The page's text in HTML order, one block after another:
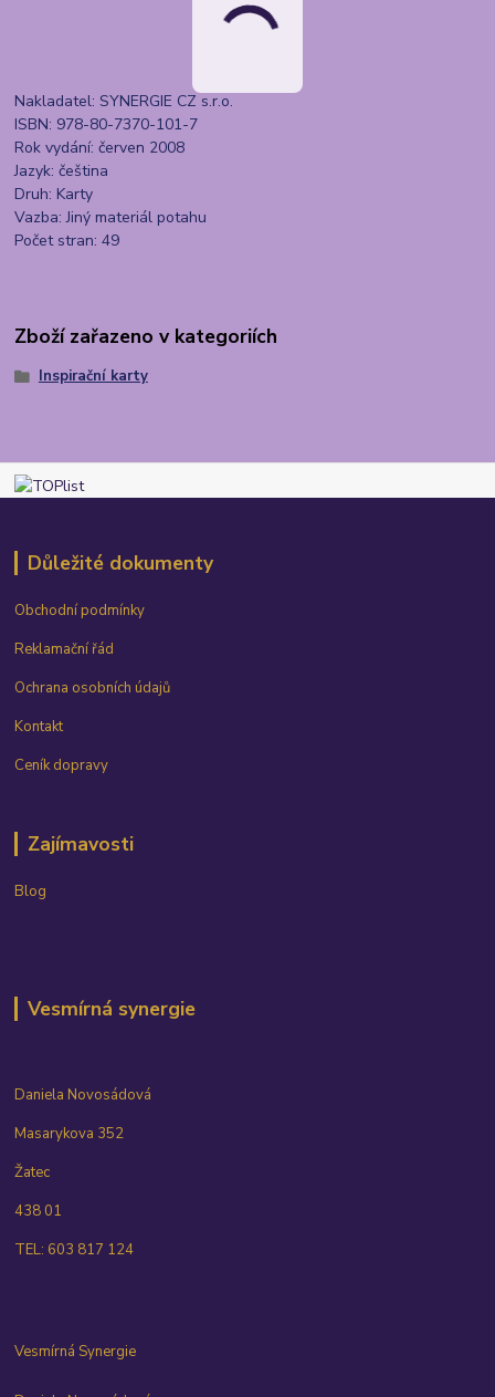
Nakladatel: SYNERGIE CZ s.r.o.
ISBN: 978-80-7370-101-7
Rok vydání: červen 2008
Jazyk: čeština
Druh: Karty
Vazba: Jiný materiál potahu
Počet stran: 49
Zboží zařazeno v kategoriích
Inspirační karty
Důležité dokumenty
Obchodní podmínky
Reklamační řád
Ochrana osobních údajů
Kontakt
Ceník dopravy
Zajímavosti
Blog
Vesmírná synergie
Daniela Novosádová
Masarykova 352
Žatec
438 01
TEL: 603 817 124
Vesmírná Synergie